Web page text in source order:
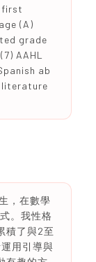
first
(A)
grade
AAHL
ab
literature
，在數學
。我性格
積了與2至
用引導與